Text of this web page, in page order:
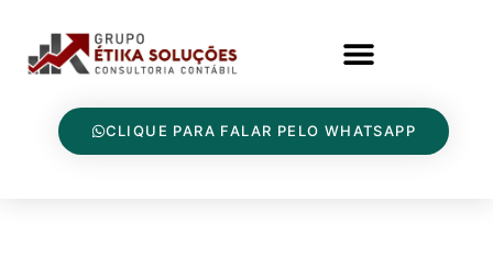
CLIQUE PARA FALAR PELO WHATSAPP